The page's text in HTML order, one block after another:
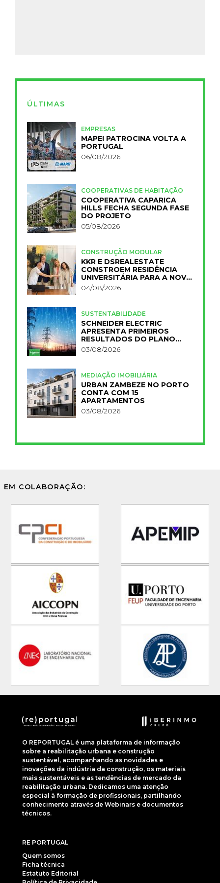
ÚLTIMAS
EMPRESAS
MAPEI PATROCINA VOLTA A
PORTUGAL
06/08/2026
COOPERATIVAS DE HABITAÇÃO
COOPERATIVA CAPARICA
HILLS FECHA SEGUNDA FASE
DO PROJETO
05/08/2026
CONSTRUÇÃO MODULAR
KKR E DSREALESTATE
CONSTROEM RESIDÊNCIA
UNIVERSITÁRIA PARA A NOVA
FCT
04/08/2026
SUSTENTABILIDADE
SCHNEIDER ELECTRIC
APRESENTA PRIMEIROS
RESULTADOS DO PLANO
IMPACT 2030
03/08/2026
MEDIAÇÃO IMOBILIÁRIA
URBAN ZAMBEZE NO PORTO
CONTA COM 15
APARTAMENTOS
03/08/2026
EM COLABORAÇÃO:
O REPORTUGAL é uma plataforma de informação
sobre a reabilitação urbana e construção
sustentável, acompanhando as novidades e
inovações da indústria da construção, os materiais
mais sustentáveis e as tendências de mercado da
reabilitação urbana. Dedicamos uma atenção
especial à formação de profissionais, partilhando
conhecimento através de Webinars e documentos
técnicos.
RE PORTUGAL
Quem somos
Ficha técnica
Estatuto Editorial